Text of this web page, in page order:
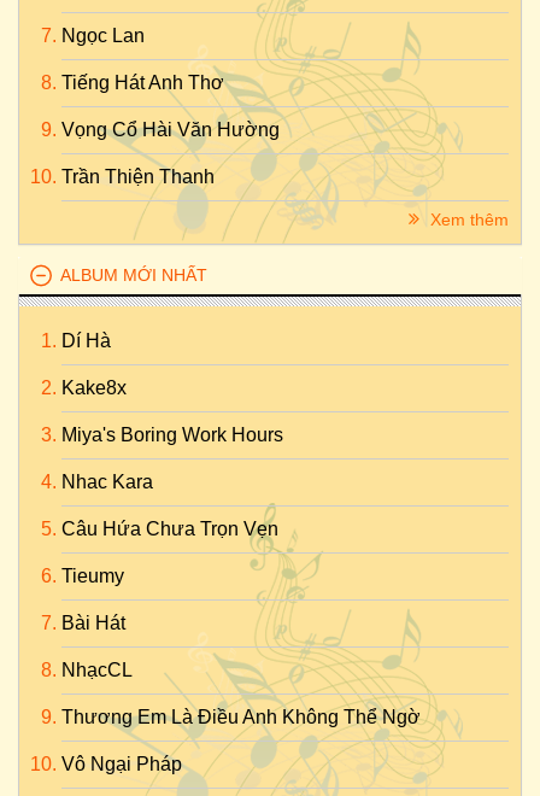
Ngọc Lan
Tiếng Hát Anh Thơ
Vọng Cổ Hài Văn Hường
Trần Thiện Thanh
Xem thêm
ALBUM MỚI NHẤT
Dí Hà
Kake8x
Miya's Boring Work Hours
Nhac Kara
Câu Hứa Chưa Trọn Vẹn
Tieumy
Bài Hát
NhạcCL
Thương Em Là Điều Anh Không Thể Ngờ
Vô Ngại Pháp